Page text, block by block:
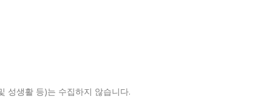
성생활 등)는 수집하지 않습니다.